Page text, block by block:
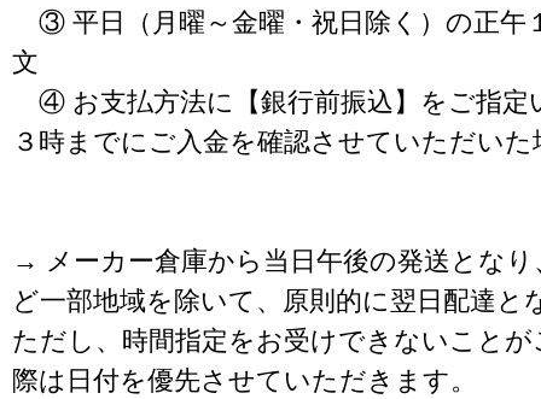
③ 平日（月曜～金曜・祝日除く）の正午
文
④ お支払方法に【銀行前振込】をご指定
３時までにご入金を確認させていただいた
→ メーカー倉庫から当日午後の発送となり
ど一部地域を除いて、原則的に翌日配達と
ただし、時間指定をお受けできないこと
際は日付を優先させていただきます。